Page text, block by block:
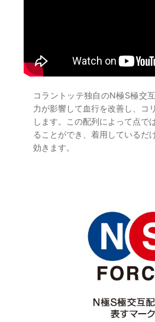
コラントッテ独自のN極S極交
力が影響して血行を改善し、コ
します。この配列によって点で
ることができ、着用しているだ
効きます。